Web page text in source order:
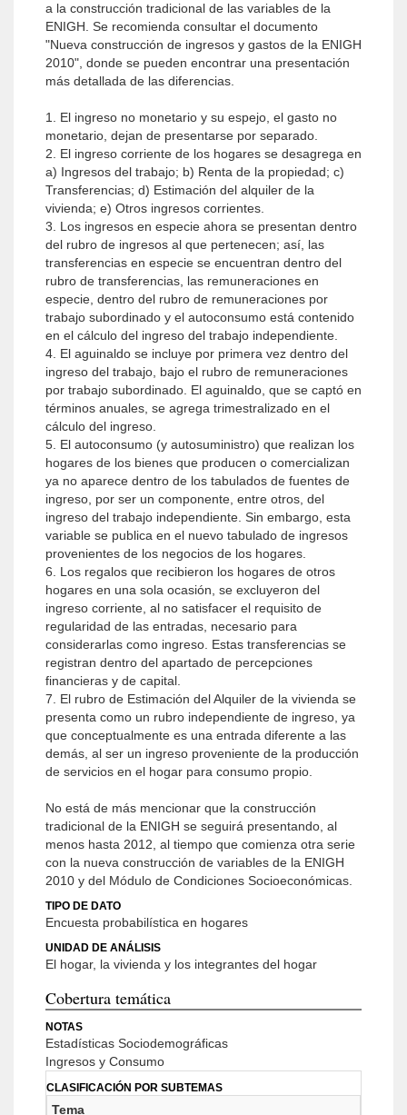
a la construcción tradicional de las variables de la
ENIGH. Se recomienda consultar el documento
"Nueva construcción de ingresos y gastos de la ENIGH
2010", donde se pueden encontrar una presentación
más detallada de las diferencias.
1. El ingreso no monetario y su espejo, el gasto no
monetario, dejan de presentarse por separado.
2. El ingreso corriente de los hogares se desagrega en
a) Ingresos del trabajo; b) Renta de la propiedad; c)
Transferencias; d) Estimación del alquiler de la
vivienda; e) Otros ingresos corrientes.
3. Los ingresos en especie ahora se presentan dentro
del rubro de ingresos al que pertenecen; así, las
transferencias en especie se encuentran dentro del
rubro de transferencias, las remuneraciones en
especie, dentro del rubro de remuneraciones por
trabajo subordinado y el autoconsumo está contenido
en el cálculo del ingreso del trabajo independiente.
4. El aguinaldo se incluye por primera vez dentro del
ingreso del trabajo, bajo el rubro de remuneraciones
por trabajo subordinado. El aguinaldo, que se captó en
términos anuales, se agrega trimestralizado en el
cálculo del ingreso.
5. El autoconsumo (y autosuministro) que realizan los
hogares de los bienes que producen o comercializan
ya no aparece dentro de los tabulados de fuentes de
ingreso, por ser un componente, entre otros, del
ingreso del trabajo independiente. Sin embargo, esta
variable se publica en el nuevo tabulado de ingresos
provenientes de los negocios de los hogares.
6. Los regalos que recibieron los hogares de otros
hogares en una sola ocasión, se excluyeron del
ingreso corriente, al no satisfacer el requisito de
regularidad de las entradas, necesario para
considerarlas como ingreso. Estas transferencias se
registran dentro del apartado de percepciones
financieras y de capital.
7. El rubro de Estimación del Alquiler de la vivienda se
presenta como un rubro independiente de ingreso, ya
que conceptualmente es una entrada diferente a las
demás, al ser un ingreso proveniente de la producción
de servicios en el hogar para consumo propio.
No está de más mencionar que la construcción
tradicional de la ENIGH se seguirá presentando, al
menos hasta 2012, al tiempo que comienza otra serie
con la nueva construcción de variables de la ENIGH
2010 y del Módulo de Condiciones Socioeconómicas.
TIPO DE DATO
Encuesta probabilística en hogares
UNIDAD DE ANÁLISIS
El hogar, la vivienda y los integrantes del hogar
Cobertura temática
NOTAS
Estadísticas Sociodemográficas
Ingresos y Consumo
CLASIFICACIÓN POR SUBTEMAS
Tema